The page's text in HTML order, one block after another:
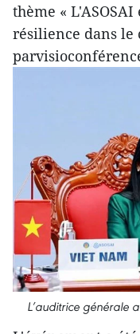
thème «
résilience dans le
L’auditrice générale